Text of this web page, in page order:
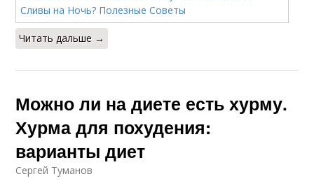
Читать дальше →
Можно ли на диете есть хурму.
Хурма для похудения:
варианты диет
Сергей Туманов